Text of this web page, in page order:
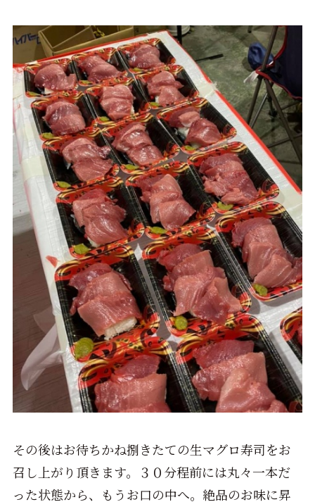
その後はお待ちかね捌きたての生マグロ寿司をお
召し上がり頂きます。３０分程前には丸々一本だ
った状態から、もうお口の中へ。絶品のお味に昇